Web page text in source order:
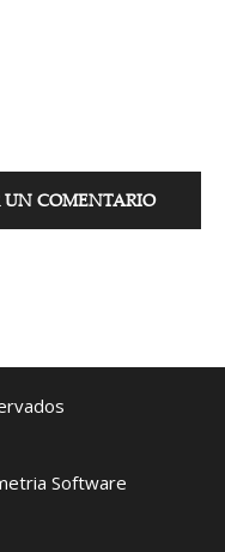
UN COMENTARIO
Software